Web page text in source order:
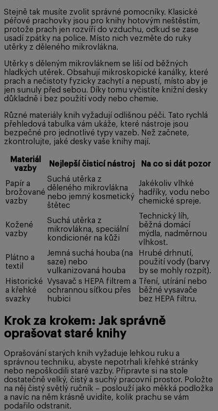
Stejně tak musíte zvolit správné pomocníky. Klasické
péřové prachovky jsou pro knihy hotovým neštěstím,
protože prach jen rozvíří do vzduchu, odkud se zase
usadí zpátky na police. Místo nich vezměte do ruky
utěrky z děleného mikrovlákna.
Utěrky s děleným mikrovláknem se liší od běžných
hladkých utěrek. Obsahují mikroskopické kanálky, které
prach a nečistoty fyzicky zachytí a nepustí, místo aby je
jen sunuly před sebou. Díky tomu vyčistíte knižní desky
důkladně i bez použití vody nebo chemie.
Různé materiály knih vyžadují odlišnou péči. Tato rychlá
přehledová tabulka vám ukáže, které nástroje jsou
bezpečné pro jednotlivé typy vazeb. Než začnete,
zkontrolujte, jaké desky vaše knihy mají.
Materiál
vazby
Nejlepší čisticí nástroj Na co si dát pozor
Papír a
brožované
vazby
Suchá utěrka z
děleného mikrovlákna
nebo jemný kosmetický
štětec
Jakékoliv vlhké
hadříky, vodu nebo
chemické spreje.
Kožené
vazby
Suchá utěrka z
mikrovlákna, speciální
kondicionér na kůži
Technický líh,
běžná domácí
mýdla, nadměrnou
vlhkost.
Plátno a
textil
Jemná suchá houba (na
saze) nebo
vulkanizovaná houba
Hrubé drhnutí,
použití vody (barvy
by se mohly rozpít).
Historické
a křehké
svazky
Vysavač s HEPA filtrem a
ochrannou síťkou přes
hubici
Tření, utírání nebo
běžné vysavače
bez HEPA filtru.
Krok za krokem: Jak správně
oprašovat staré knihy
Oprašování starých knih vyžaduje lehkou ruku a
správnou techniku, abyste nepotrhali křehké stránky
nebo nepoškodili staré vazby. Připravte si na stole
dostatečně velký, čistý a suchý pracovní prostor. Položte
na něj čistý světlý ručník – poslouží jako měkká podložka
a navíc na něm krásně uvidíte, kolik prachu se vám
podařilo odstranit.